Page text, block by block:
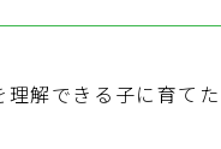
解できる子に育てた